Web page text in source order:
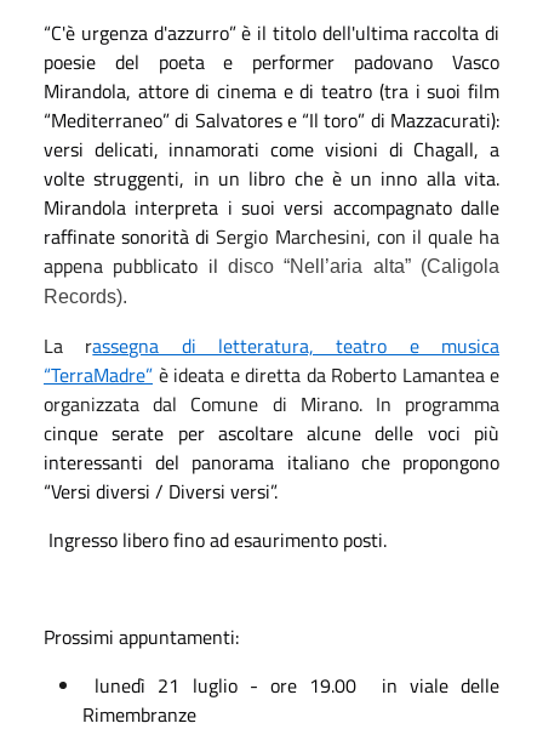
“C'è urgenza d'azzurro” è il titolo dell'ultima raccolta di
poesie del poeta e performer padovano Vasco
Mirandola, attore di cinema e di teatro (tra i suoi film
“Mediterraneo” di Salvatores e “Il toro” di Mazzacurati):
versi delicati, innamorati come visioni di Chagall, a
volte struggenti, in un libro che è un inno alla vita.
Mirandola interpreta i suoi versi accompagnato dalle
raffinate sonorità di Sergio Marchesini, con il quale ha
appena pubblicato il disco “Nell’aria alta” (Caligola
Records).
La rassegna di letteratura, teatro e musica
“TerraMadre” è ideata e diretta da Roberto Lamantea e
organizzata dal Comune di Mirano. In programma
cinque serate per ascoltare alcune delle voci più
interessanti del panorama italiano che propongono
“Versi diversi / Diversi versi”.
Ingresso libero fino ad esaurimento posti.
Prossimi appuntamenti:
lunedì 21 luglio - ore 19.00
in viale delle
Rimembranze